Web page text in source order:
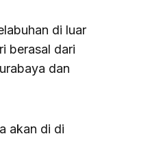
di luar
berasal dari
dan
akan di di